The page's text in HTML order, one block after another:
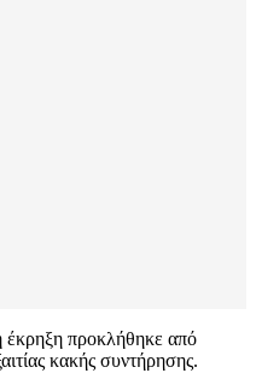
έκρηξη προκλήθηκε από
κακής συντήρησης.